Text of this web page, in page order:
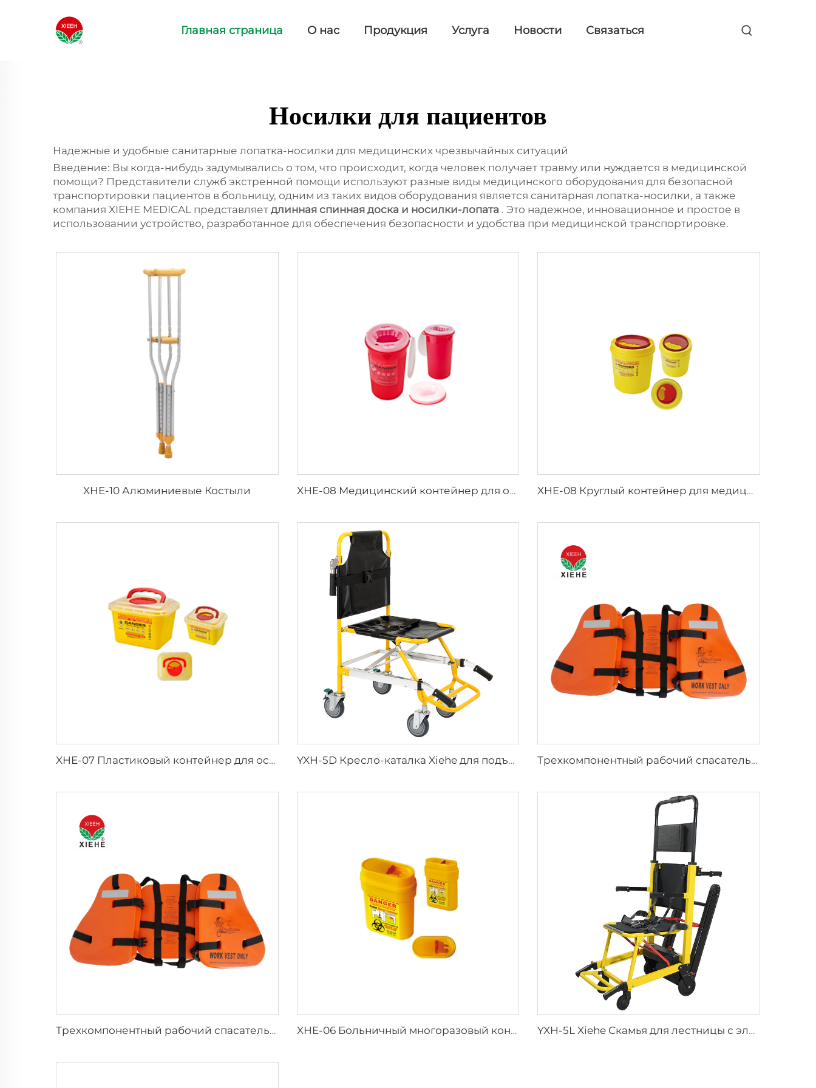
Главная страница О нас Продукция Услуга Новости Связаться
Носилки для пациентов
Надежные и удобные санитарные лопатка-носилки для медицинских чрезвычайных ситуаций
Введение: Вы когда-нибудь задумывались о том, что происходит, когда человек получает травму или нуждается в медицинской
помощи? Представители служб экстренной помощи используют разные виды медицинского оборудования для безопасной
транспортировки пациентов в больницу, одним из таких видов оборудования является санитарная лопатка-носилки, а также
компания XIEHE MEDICAL представляет длинная спинная доска и носилки-лопата . Это надежное, инновационное и простое в
использовании устройство, разработанное для обеспечения безопасности и удобства при медицинской транспортировке.
XHE-10 Алюминиевые Костыли XHE-08 Медицинский контейнер для острых предметов с защитой от проколов XHE-08 Круглый контейнер для медицинских острых предметов
XHE-07 Пластиковый контейнер для острых предметов медицинского назначения YXH-5D Кресло-каталка Xiehe для подъема по лестнице с электроприводом Трехкомпонентный рабочий спасательный жилет для взрослых
Трехкомпонентный рабочий спасательный жилет для взрослых XHE-06 Больничный многоразовый контейнер для острых предметов YXH-5L Xiehe Скамья для лестницы с электроприводом Кресло для подъема по лестнице